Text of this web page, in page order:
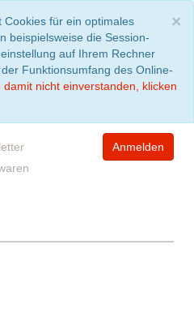
×
Cookies für ein optimales
beispielsweise die Session-
auf Ihrem Rechner
Funktionsumfang des Online-
damit nicht einverstanden, klicken
Anmelden